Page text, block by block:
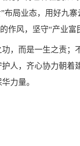
局业态，用好九
作风，坚守“产业
，而是一生之责
人，齐心协力朝
力量。